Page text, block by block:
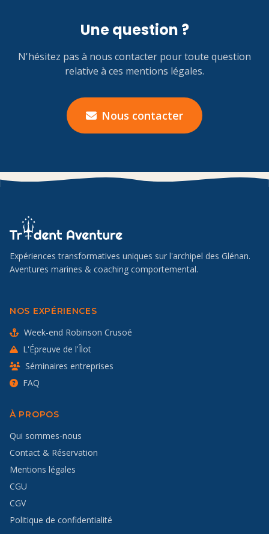
Une question ?
N'hésitez pas à nous contacter pour toute question
relative à ces mentions légales.
Nous contacter
Expériences transformatives uniques sur l'archipel des Glénan.
Aventures marines & coaching comportemental.
NOS EXPÉRIENCES
Week-end Robinson Crusoé
L'Épreuve de l'Îlot
Séminaires entreprises
FAQ
À PROPOS
Qui sommes-nous
Contact & Réservation
Mentions légales
CGU
CGV
Politique de confidentialité